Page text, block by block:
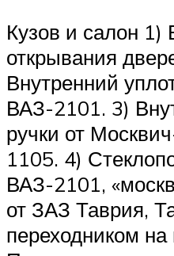
Кузов и салон 1)
открывания
Внутренний
ВАЗ-2101. 3)
ручки от
1105. 4)
ВАЗ-2101,
от ЗАЗ Таврия,
переходником на